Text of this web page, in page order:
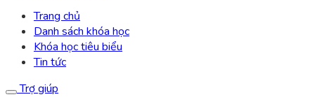
Trang chủ
Danh sách khóa học
Khóa học tiêu biểu
Tin tức
Trợ giúp